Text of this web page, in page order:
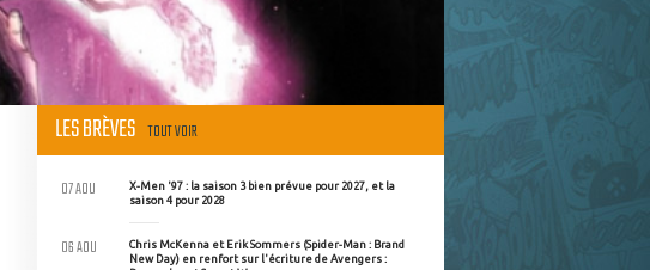
LES BRÈVES TOUT VOIR
X-Men '97 : la saison 3 bien prévue pour 2027, et la
saison 4 pour 2028
07 AOU
Chris McKenna et Erik Sommers (Spider-Man : Brand
New Day) en renfort sur l'écriture de Avengers :
06 AOU